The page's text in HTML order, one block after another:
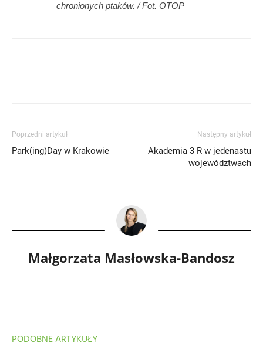
chronionych ptaków. / Fot. OTOP
Poprzedni artykuł
Park(ing)Day w Krakowie
Następny artykuł
Akademia 3 R w jedenastu
województwach
Małgorzata Masłowska-Bandosz
PODOBNE ARTYKUŁY